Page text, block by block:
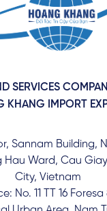
SERVICES
KHANG IMPORT
Sannam Building,
Hau Ward, Cau
City, Vietnam
No. 11 TT 16